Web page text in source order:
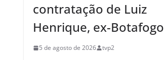
contratação de Luiz
Henrique, ex-Botafogo
5 de agosto de 2026 tvp2